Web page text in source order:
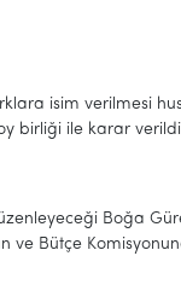
isim verilmesi
birliği ile karar
Boğa
Bütçe